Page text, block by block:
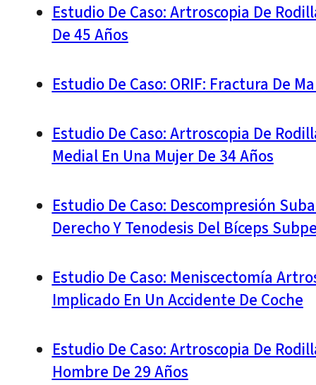
Estudio De Caso: Artroscopia De
De 45 Años
Estudio De Caso: ORIF: Fractura De
Estudio De Caso: Artroscopia De
Medial En Una Mujer De 34 Años
Estudio De Caso: Descompresión
Derecho Y Tenodesis Del Bíceps
Estudio De Caso: Meniscectomía
Implicado En Un Accidente De Coche
Estudio De Caso: Artroscopia De
Hombre De 29 Años